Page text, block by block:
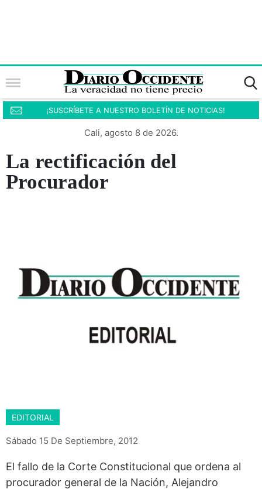
¡SUSCRÍBETE A NUESTRO BOLETÍN DE NOTICIAS!
Cali, agosto 8 de 2026.
La rectificación del
Procurador
EDITORIAL
Sábado 15 De Septiembre, 2012
El fallo de la Corte Constitucional que ordena al
procurador general de la Nación, Alejandro